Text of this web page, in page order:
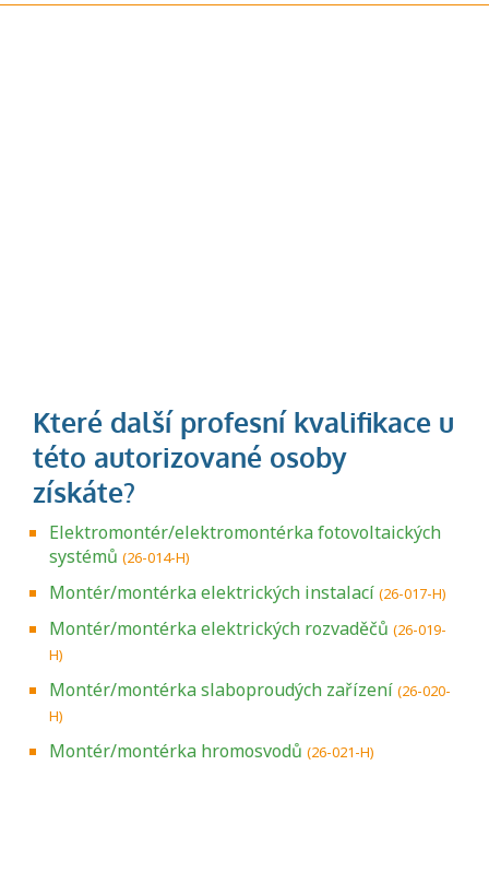
Elektromontér/elektromontérka fotovoltaických
systémů (26-014-H)
Montér/montérka elektrických instalací (26-017-H)
Montér/montérka elektrických rozvaděčů (26-019-
H)
Montér/montérka slaboproudých zařízení (26-020-
H)
Montér/montérka hromosvodů (26-021-H)
Projděte si seznam profesních kvalifikací.